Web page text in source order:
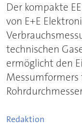
Der kompakte
von E+E
technischen
ermöglicht den
Messumformers
Redaktion